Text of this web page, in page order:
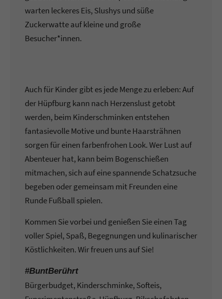
warten leckeres Eis, Slushys und süße
Zuckerwatte auf kleine und große
Besucher*innen.
Auch für Kinder gibt es jede Menge zu erleben: Auf
der Hüpfburg kann nach Herzenslust getobt
werden, beim Kinderschminken entstehen
fantasievolle Motive und bunte Haarsträhnen
sorgen für einen farbenfrohen Look. Wer Lust auf
Abenteuer hat, kann beim Bogenschießen
mitmachen, sich auf eine spannende Schatzsuche
begeben oder gemeinsam mit Freunden eine
Runde Fußball spielen.
Kommen Sie vorbei und genießen Sie einen Tag
voller Spiel, Spaß, Begegnungen und kulinarischer
Köstlichkeiten. Wir freuen uns auf Sie!
#BuntBerührt
Bürgerbudget, Kinderschminke, Softeis,